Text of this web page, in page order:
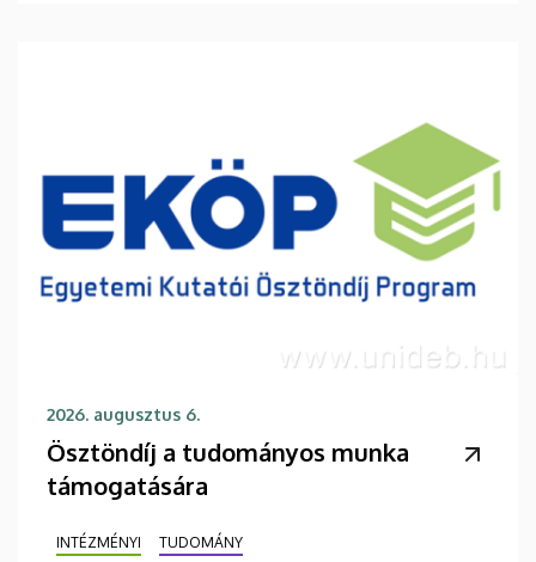
2026. augusztus 6.
Ösztöndíj a tudományos munka
támogatására
INTÉZMÉNYI TUDOMÁNY